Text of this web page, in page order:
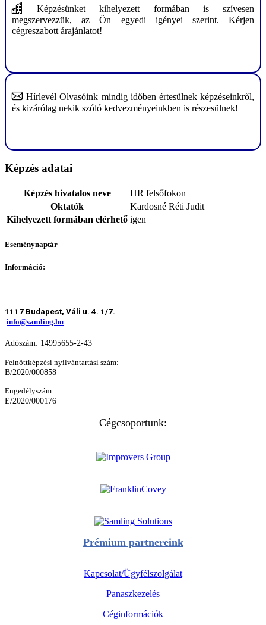
Képzésünket kihelyezett formában is szívesen
megszervezzük, az Ön egyedi igényei szerint. Kérjen
cégreszabott árajánlatot!
Hírlevél Olvasóink mindig időben értesülnek képzéseinkről,
és kizárólag nekik szóló kedvezményeinkben is részesülnek!
Képzés adatai
Képzés hivatalos neve
HR felsőfokon
Oktatók
Kardosné Réti Judit
Kihelyezett formában elérhető igen
Eseménynaptár
Információ:
1117 Budapest, Váli u. 4. 1/7.
info@samling.hu
Adószám: 14995655-2-43
Felnőttképzési nyilvántartási szám:
B/2020/000858
Engedélyszám:
E/2020/000176
Cégcsoportunk:
Prémium partnereink
Kapcsolat/Ügyfélszolgálat
Panaszkezelés
Céginformációk